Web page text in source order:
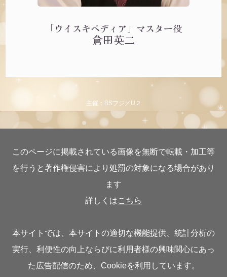
「ウイスキペディア」マスター役
倉田英二
主催：BSフジ／U２
このページに掲載されている画像を無断で転載・加工等
を行うと著作権侵害により処罰の対象になる場合があり
ます
詳しくはこちら
本サイトでは、本サイトの適切な機能提供、統計分析の
実行、利便性の向上ならびに利用者様の興味関心にあっ
た広告配信のため、Cookieを利用しています。